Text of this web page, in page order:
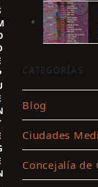
Blog
Ciudades
Concejalía de